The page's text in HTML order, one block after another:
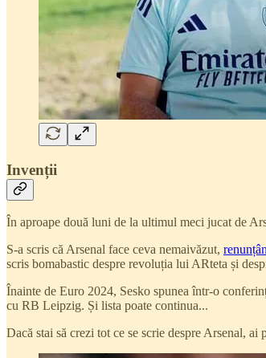
Invenții
În aproape două luni de la ultimul meci jucat de
S-a scris că Arsenal face ceva nemaivăzut,
scris bomabastic despre revoluția lui ARteta și
Înainte de Euro 2024, Sesko spunea într-o
cu RB Leipzig. Și lista poate continua...
Dacă stai să crezi tot ce se scrie despre Arsenal,